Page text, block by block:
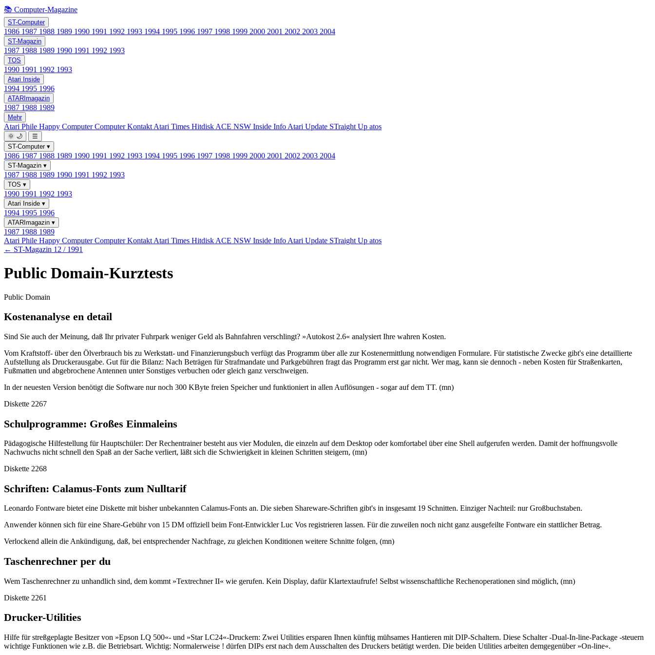
📚 Computer-Magazine
ST-Computer
1986 1987 1988 1989 1990 1991 1992 1993 1994 1995 1996 1997 1998 1999 2000 2001 2002 2003 2004
ST-Magazin
1987 1988 1989 1990 1991 1992 1993
TOS
1990 1991 1992 1993
Atari Inside
1994 1995 1996
ATARImagazin
1987 1988 1989
Mehr
Atari Phile Happy ComputerComputer Kontakt Atari Times Hitdisk ACE NSW Inside Info Atari Update STraight Up atos
🌞 🌙
☰
ST-Computer ▾
1986 1987 1988 1989 1990 1991 1992 1993 1994 1995 1996 1997 1998 1999 2000 2001 2002 2003 2004
ST-Magazin ▾
1987 1988 1989 1990 1991 1992 1993
TOS ▾
1990 1991 1992 1993
Atari Inside ▾
1994 1995 1996
ATARImagazin ▾
1987 1988 1989
Atari Phile Happy ComputerComputer Kontakt Atari Times Hitdisk ACE NSW Inside Info Atari Update STraight Up atos
← ST-Magazin 12 / 1991
Public Domain-Kurztests
Public Domain
Kostenanalyse en detail
Sind Sie auch der Meinung, daß Ihr privater Fuhrpark weniger Geld als Bahnfahren verschlingt? »Autokost 2.6« analysiert Ihre wahren Kosten.
Vom Kraftstoff- über den Ölverbrauch bis zu Werkstatt- und Finanzierungsbuch verfügt das Programm über alle zur Kostenermittlung notwendigen Formulare. Für statistische Zwecke gibt's eine detaillierte
Aufstellung als Druckerausgabe. Gut für die Bilanz: Nach Beträgen für Strafmandate und Parkgebühren fragt das Programm erst gar nicht. Wer mag, kann sie dennoch - neben Kosten für Straßenkarten,
Fußmatten und abgebrochene Antennen unter Sonstiges verbuchen oder gleich ganz verschweigen.
In der neuesten Version benötigt die Software nur noch 300 KByte freien Speicher und funktioniert in allen Auflösungen - sogar auf dem TT. (mn)
Diskette 2267
Schulprogramme: Großes Einmaleins
Pädagogische Hilfestellung für Hauptschüler: Der Rechentrainer besteht aus vier Modulen, die einzeln auf dem Desktop oder komfortabel über eine Shell aufgerufen werden. Damit der hoffnungsvolle
Nachwuchs nicht schnell den Spaß an der Sache verliert, läßt sich die Schwierigkeit in kleinen Schritten steigern, (mn)
Diskette 2268
Schriften: Calamus-Fonts zum Nulltarif
Leonardo Fontware bietet eine Diskette mit bisher unbekannten Calamus-Fonts an. Die sieben Shareware-Schriften gibt's in insgesamt 19 Schnitten. Einziger Nachteil: nur Großbuchstaben.
Anwender können sich für eine Share-Gebühr von 15 DM offiziell beim Font-Entwickler Luc Vos registrieren lassen. Für die zuweilen noch nicht ganz ausgefeilte Fontware ein stattlicher Betrag.
Verlockend allein die Ankündigung, daß, bei entsprechender Nachfrage, zu gleichen Konditionen weitere Schnitte folgen, (mn)
Taschenrechner per du
Wem Taschenrechner zu unhandlich sind, dem kommt »Textrechner II« wie gerufen. Kein Display, dafür Klartextaufrufe! Selbst wissenschaftliche Rechenoperationen sind möglich, (mn)
Diskette 2261
Drucker-Utilities
Hilfe für streßgeplagte Besitzer von »Epson LQ 500«- und »Star LC24«-Druckern: Zwei Utilities ersparen Ihnen künftig mühsames Hantieren mit DIP-Schaltern. Diese Schalter -Dual-In-line-Package -steuern
wichtige Funktionen wie z.B. die Betriebsart. Wichtig: Normalerweise ! dürfen DIPs erst nach dem Ausschalten des Druckers betätigt werden. Die beiden Utilities arbeiten demgegenüber »On-line«.